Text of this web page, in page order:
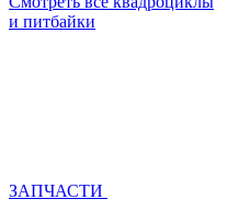
и питбайки
ЗАПЧАСТИ